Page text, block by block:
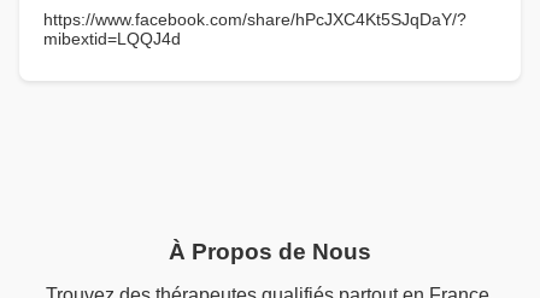
https://www.facebook.com/share/hPcJXC4Kt5SJqDaY/?
mibextid=LQQJ4d
À Propos de Nous